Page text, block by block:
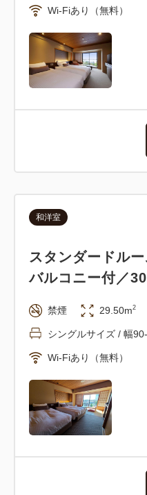
Wi-Fiあり（無料）
和洋室
スタンダードル
バルコニー付／30
禁煙 29.50m2
シングルサイズ / 幅
Wi-Fiあり（無料）